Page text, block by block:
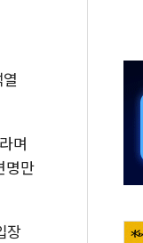
사일 발사에 긴급 안보
며
명만
장